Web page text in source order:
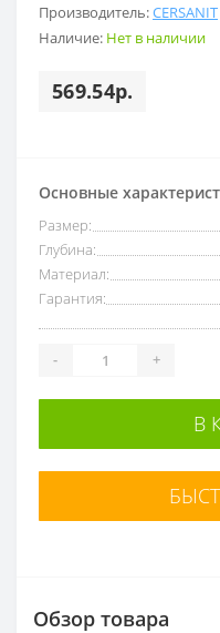
Производитель:CERSANIT
Наличие: Нет в наличии
569.54р.
Основные
Размер:
Глубина:
Материал:
Гарантия:
- +
В
Обзор товара